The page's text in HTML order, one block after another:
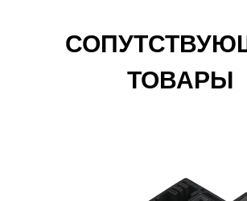
ТОВАРЫ